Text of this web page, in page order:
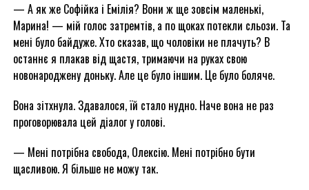
— А як же Софійка і Емілія? Вони ж ще зовсім маленькі,
Марина! — мій голос затремтів, а по щоках потекли сльози. Та
мені було байдуже. Хто сказав, що чоловіки не плачуть? В
останнє я плакав від щастя, тримаючи на руках свою
новонароджену доньку. Але це було іншим. Це було боляче.
Вона зітхнула. Здавалося, їй стало нудно. Наче вона не раз
проговорювала цей діалог у голові.
— Мені потрібна свобода, Олексію. Мені потрібно бути
щасливою. Я більше не можу так.